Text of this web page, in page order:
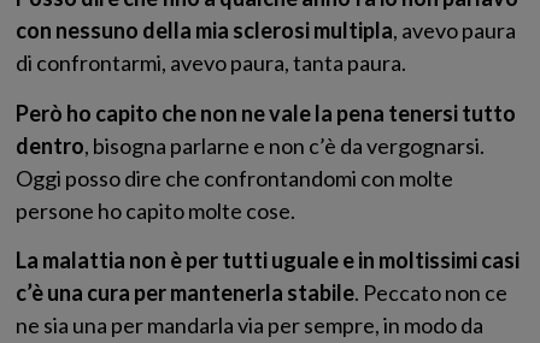
con nessuno della mia sclerosi multipla, avevo paura
di confrontarmi, avevo paura, tanta paura.
Però ho capito che non ne vale la pena tenersi tutto
dentro, bisogna parlarne e non c’è da vergognarsi.
Oggi posso dire che confrontandomi con molte
persone ho capito molte cose.
La malattia non è per tutti uguale e in moltissimi casi
c’è una cura per mantenerla stabile. Peccato non ce
ne sia una per mandarla via per sempre, in modo da